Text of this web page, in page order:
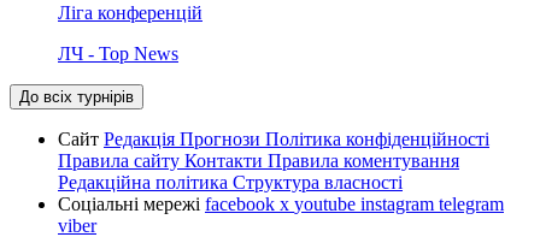
Ліга конференцій
ЛЧ - Top News
До всіх турнірів
Сайт Редакція Прогнози Політика конфіденційності
Правила сайту Контакти Правила коментування
Редакційна політика Структура власності
Соціальні мережі facebook x youtube instagram telegram
viber